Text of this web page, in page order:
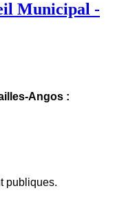
Municipal -
Angos :
publiques.